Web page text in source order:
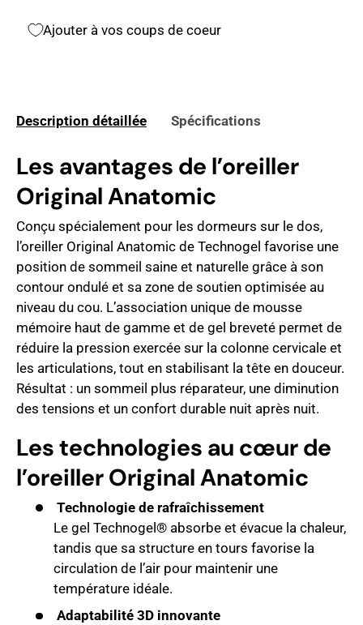
Ajouter à vos coups de coeur
Description détaillée Spécifications
Les avantages de l’oreiller
Original Anatomic
Conçu spécialement pour les dormeurs sur le dos,
l’oreiller Original Anatomic de Technogel favorise une
position de sommeil saine et naturelle grâce à son
contour ondulé et sa zone de soutien optimisée au
niveau du cou. L’association unique de mousse
mémoire haut de gamme et de gel breveté permet de
réduire la pression exercée sur la colonne cervicale et
les articulations, tout en stabilisant la tête en douceur.
Résultat : un sommeil plus réparateur, une diminution
des tensions et un confort durable nuit après nuit.
Les technologies au cœur de
l’oreiller Original Anatomic
Technologie de rafraîchissement
Le gel Technogel® absorbe et évacue la chaleur,
tandis que sa structure en tours favorise la
circulation de l’air pour maintenir une
température idéale.
Adaptabilité 3D innovante